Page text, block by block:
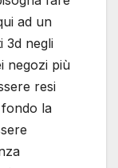
ad un
3d negli
negozi più
resi
la